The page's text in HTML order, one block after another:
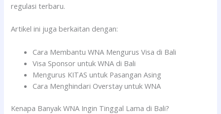
regulasi terbaru.
Artikel ini juga berkaitan dengan:
Cara Membantu WNA Mengurus Visa di Bali
Visa Sponsor untuk WNA di Bali
Mengurus KITAS untuk Pasangan Asing
Cara Menghindari Overstay untuk WNA
Kenapa Banyak WNA Ingin Tinggal Lama di Bali?